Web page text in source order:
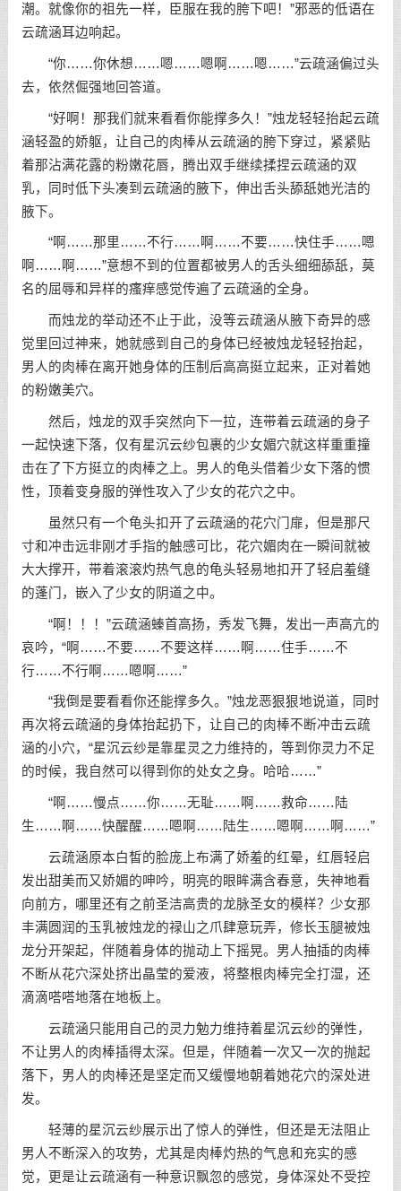
潮。就像你的祖先一样，臣服在我的胯下吧！”邪恶的低语在
云疏涵耳边响起。
“你……你休想……嗯……嗯啊……嗯……”云疏涵偏过头
去，依然倔强地回答道。
“好啊！那我们就来看看你能撑多久！”烛龙轻轻抬起云疏
涵轻盈的娇躯，让自己的肉棒从云疏涵的胯下穿过，紧紧贴
着那沾满花露的粉嫩花唇，腾出双手继续揉捏云疏涵的双
乳，同时低下头凑到云疏涵的腋下，伸出舌头舔舐她光洁的
腋下。
“啊……那里……不行……啊……不要……快住手……嗯
啊……啊……”意想不到的位置都被男人的舌头细细舔舐，莫
名的屈辱和异样的瘙痒感觉传遍了云疏涵的全身。
而烛龙的举动还不止于此，没等云疏涵从腋下奇异的感
觉里回过神来，她就感到自己的身体已经被烛龙轻轻抬起，
男人的肉棒在离开她身体的压制后高高挺立起来，正对着她
的粉嫩美穴。
然后，烛龙的双手突然向下一拉，连带着云疏涵的身子
一起快速下落，仅有星沉云纱包裹的少女媚穴就这样重重撞
击在了下方挺立的肉棒之上。男人的龟头借着少女下落的惯
性，顶着变身服的弹性攻入了少女的花穴之中。
虽然只有一个龟头扣开了云疏涵的花穴门扉，但是那尺
寸和冲击远非刚才手指的触感可比，花穴媚肉在一瞬间就被
大大撑开，带着滚滚灼热气息的龟头轻易地扣开了轻启羞缝
的蓬门，嵌入了少女的阴道之中。
“啊！！！”云疏涵螓首高扬，秀发飞舞，发出一声高亢的
哀吟，“啊……不要……不要这样……啊……住手……不
行……不行啊……嗯啊……”
“我倒是要看看你还能撑多久。”烛龙恶狠狠地说道，同时
再次将云疏涵的身体抬起扔下，让自己的肉棒不断冲击云疏
涵的小穴，“星沉云纱是靠星灵之力维持的，等到你灵力不足
的时候，我自然可以得到你的处女之身。哈哈……”
“啊……慢点……你……无耻……啊……救命……陆
生……啊……快醒醒……嗯啊……陆生……嗯啊……啊……”
云疏涵原本白皙的脸庞上布满了娇羞的红晕，红唇轻启
发出甜美而又娇媚的呻吟，明亮的眼眸满含春意，失神地看
向前方，哪里还有之前圣洁高贵的龙脉圣女的模样？少女那
丰满圆润的玉乳被烛龙的禄山之爪肆意玩弄，修长玉腿被烛
龙分开架起，伴随着身体的抛动上下摇晃。男人抽插的肉棒
不断从花穴深处挤出晶莹的爱液，将整根肉棒完全打湿，还
滴滴嗒嗒地落在地板上。
云疏涵只能用自己的灵力勉力维持着星沉云纱的弹性，
不让男人的肉棒插得太深。但是，伴随着一次又一次的抛起
落下，男人的肉棒还是坚定而又缓慢地朝着她花穴的深处进
发。
轻薄的星沉云纱展示出了惊人的弹性，但还是无法阻止
男人不断深入的攻势，尤其是肉棒灼热的气息和充实的感
觉，更是让云疏涵有一种意识飘忽的感觉，身体深处不受控